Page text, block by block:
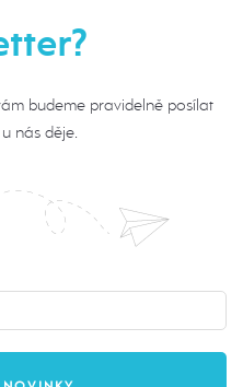
budeme pravidelně posílat
nás děje.